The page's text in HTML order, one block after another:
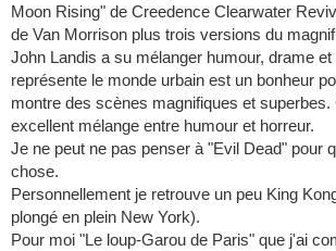
Moon Rising" de Creedence Clearwater
de Van Morrison plus trois versions du
John Landis a su mélanger humour, drame
représente le monde urbain est un bonheur
montre des scènes magnifiques et superbes.
excellent mélange entre humour et horreur.
Je ne peut ne pas penser à "Evil Dead" pour
chose.
Personnellement je retrouve un peu King
plongé en plein New York).
Pour moi "Le loup-Garou de Paris" que j'ai